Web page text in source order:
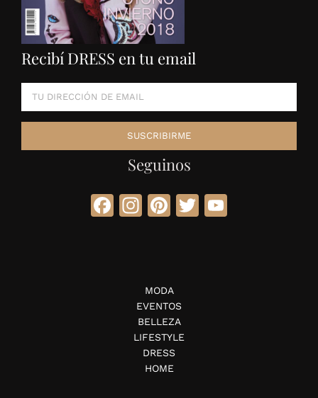
Recibí DRESS en tu email
Seguinos
Facebook
Instagram
Pinterest
Twitter
MODA
EVENTOS
BELLEZA
LIFESTYLE
DRESS
HOME